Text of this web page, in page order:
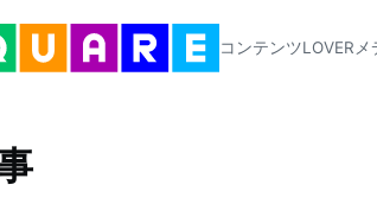
コンテンツLOVERメ